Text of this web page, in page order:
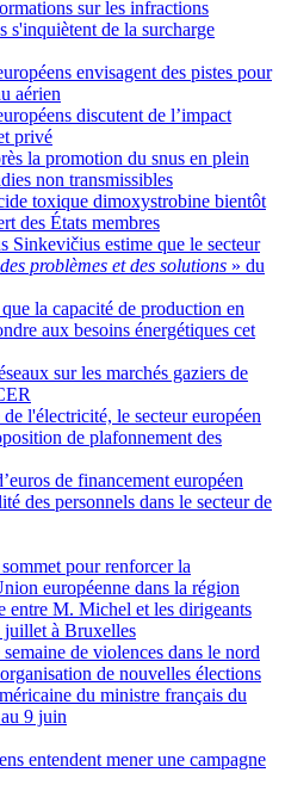
sur les infractions
s'inquiètent de la surcharge
envisagent des pistes pour
aérien
discutent de l’impact
privé
la promotion du snus en plein
non transmissibles
toxique dimoxystrobine bientôt
des États membres
Sinkevičius estime que le secteur
des problèmes et des solutions » du
la capacité de production en
aux besoins énergétiques cet
sur les marchés gaziers de
l'électricité, le secteur européen
de plafonnement des
de financement européen
des personnels dans le secteur de
pour renforcer la
européenne dans la région
entre M. Michel et les dirigeants
juillet à Bruxelles
semaine de violences dans le nord
de nouvelles élections
du ministre français du
9 juin
entendent mener une campagne